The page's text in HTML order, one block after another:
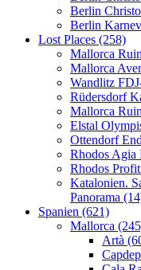
Berlin
Berlin
Lost Places (258)
Mallorca
Mallorca
Wandlitz
Rüdersdorf
Mallorca
Elstal
Ottendorf
Rhodos Agia
Rhodos
Katalonien.
Panorama
Spanien (621)
Mallorca
Artà